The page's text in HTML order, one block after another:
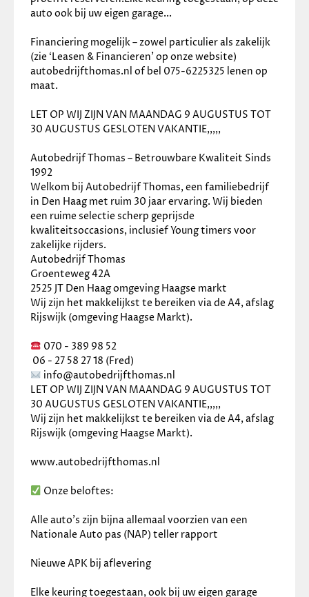
auto ook bij uw eigen garage...
Financiering mogelijk – zowel particulier als zakelijk
(zie ‘Leasen & Financieren’ op onze website)
autobedrijfthomas.nl of bel 075-6225325 lenen op
maat.
LET OP WIJ ZIJN VAN MAANDAG 9 AUGUSTUS TOT
30 AUGUSTUS GESLOTEN VAKANTIE,,,,,
Autobedrijf Thomas – Betrouwbare Kwaliteit Sinds
1992
Welkom bij Autobedrijf Thomas, een familiebedrijf
in Den Haag met ruim 30 jaar ervaring. Wij bieden
een ruime selectie scherp geprijsde
kwaliteitsoccasions, inclusief Young timers voor
zakelijke rijders.
Autobedrijf Thomas
Groenteweg 42A
2525 JT Den Haag omgeving Haagse markt
Wij zijn het makkelijkst te bereiken via de A4, afslag
Rijswijk (omgeving Haagse Markt).
070 - 389 98 52
06 - 27 58 27 18 (Fred)
info@autobedrijfthomas.nl
LET OP WIJ ZIJN VAN MAANDAG 9 AUGUSTUS TOT
30 AUGUSTUS GESLOTEN VAKANTIE,,,,,
Wij zijn het makkelijkst te bereiken via de A4, afslag
Rijswijk (omgeving Haagse Markt).
www.autobedrijfthomas.nl
Onze beloftes:
Alle auto’s zijn bijna allemaal voorzien van een
Nationale Auto pas (NAP) teller rapport
Nieuwe APK bij aflevering
Elke keuring toegestaan, ook bij uw eigen garage